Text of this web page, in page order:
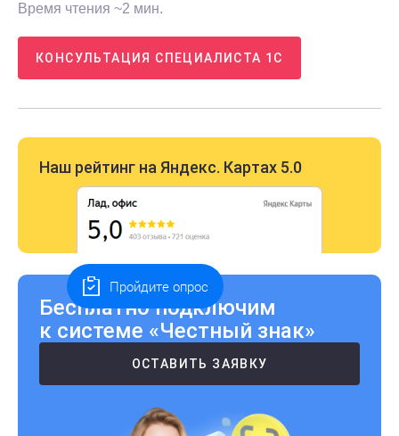
Время чтения ~2 мин.
КОНСУЛЬТАЦИЯ СПЕЦИАЛИСТА 1С
Наш рейтинг на Яндекс. Картах 5.0
Бесплатно подключим
к системе «Честный знак»
ОСТАВИТЬ ЗАЯВКУ
Пройдите опрос